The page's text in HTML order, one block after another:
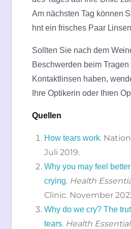
Am nächsten Tag können
hnt ein frisches Paar
Sollten Sie nach dem
Beschwerden beim Tragen
Kontaktlinsen haben,
Ihre Optikerin oder Ihren
Quellen
How tears work.
Juli 2019.
Why you may feel
crying. Health
Clinic. November
Why do we cry? The
tears. Health